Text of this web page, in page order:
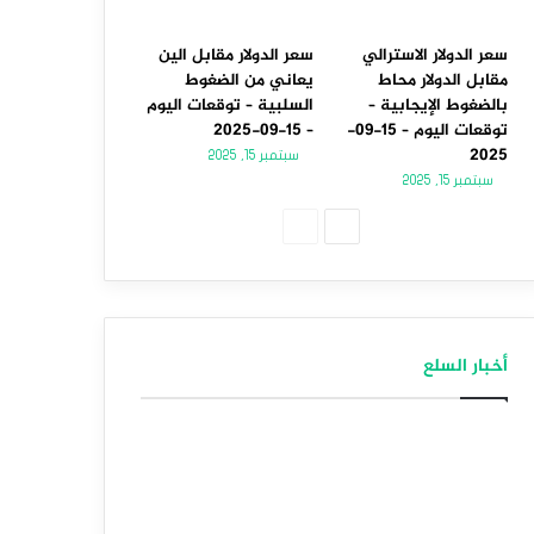
سعر الدولار الاسترالي
مقابل الدولار محاط
بالضغوط الإيجابية –
توقعات اليوم – 15-09-
2025
سبتمبر 15, 2025
سعر الدولار مقابل الين
يعاني من الضغوط
السلبية – توقعات اليوم
– 15-09-2025
سبتمبر 15, 2025
أخبار السلع